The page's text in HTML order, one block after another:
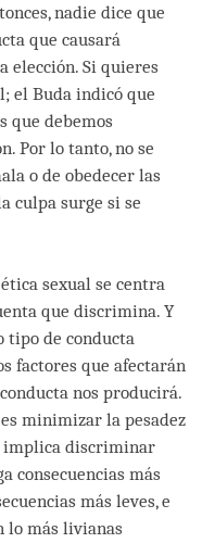
nadie dice que
que causará
elección. Si quieres
el Buda indicó que
que debemos
Por lo tanto, no se
o de obedecer las
culpa surge si se
sexual se centra
que discrimina. Y
tipo de conducta
factores que afectarán
nos producirá.
minimizar la pesadez
implica discriminar
consecuencias más
más leves, e
lo más livianas